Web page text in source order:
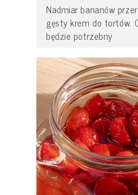
Nadmiar bananów
gęsty krem do tortów.
będzie potrzebny